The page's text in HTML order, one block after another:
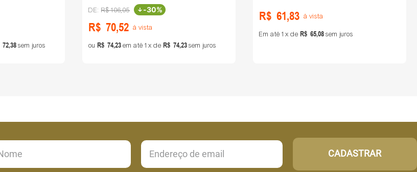
72,38sem juros
R$106,05 -30%
R$ 70,52 à vista
ou R$ 74,23em até1 de R$ 74,23sem juros
R$ 61,83 à vista
Em até1 de R$ 65,08sem juros
CADASTRAR